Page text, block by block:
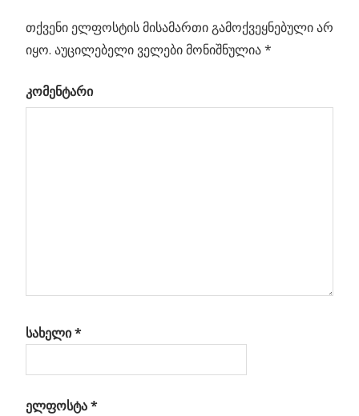
ნავიგაცია
დიდი
აფეთქების
ვეძებოთ
თქვენი ელფოსტის მისამართი გამოქვეყნებული არ
იყო. აუცილებელი ველები მონიშნულია*
კომენტარი
სახელი*
ელფოსტა*